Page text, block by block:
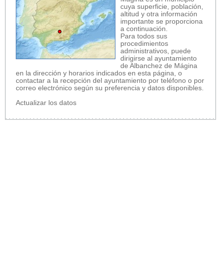
cuya superficie, población,
altitud y otra información
importante se proporciona
a continuación.
Para todos sus
procedimientos
administrativos, puede
dirigirse al ayuntamiento
de Albanchez de Mágina
en la dirección y horarios indicados en esta página, o
contactar a la recepción del ayuntamiento por teléfono o por
correo electrónico según su preferencia y datos disponibles.
Actualizar los datos